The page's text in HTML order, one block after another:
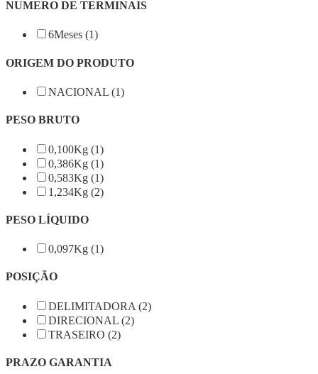
NUMERO DE TERMINAIS
6Meses (1)
ORIGEM DO PRODUTO
NACIONAL (1)
PESO BRUTO
0,100Kg (1)
0,386Kg (1)
0,583Kg (1)
1,234Kg (2)
PESO LÍQUIDO
0,097Kg (1)
POSIÇÃO
DELIMITADORA (2)
DIRECIONAL (2)
TRASEIRO (2)
PRAZO GARANTIA